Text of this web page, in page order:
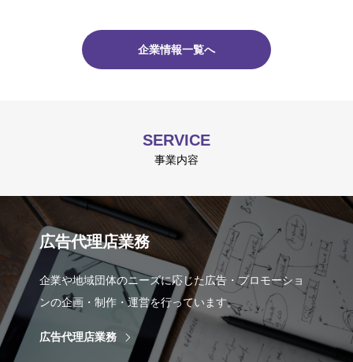
企業情報一覧へ
SERVICE
事業内容
広告代理店業務
企業や地域団体のニーズに応じた広告・プロモーショ
ンの企画・制作・運営を行っています。
広告代理店業務